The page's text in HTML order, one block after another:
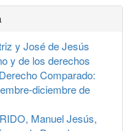
y José de Jesús
y de los derechos
Comparado:
diciembre de
Manuel Jesús,